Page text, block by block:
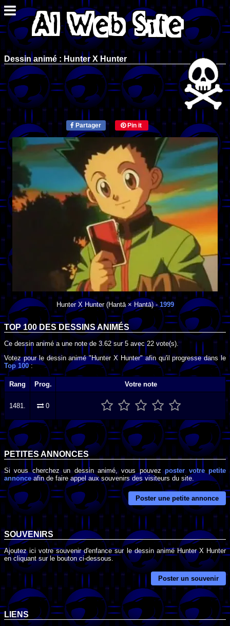
Dessin animé : Hunter X Hunter
Partager Pin it
Hunter X Hunter(Hantā × Hantā) -1999
TOP 100 DES DESSINS ANIMÉS
Ce dessin animé a une note de 3.62sur5 avec22 vote(s).
Votez pour le dessin animé "Hunter X Hunter" afin qu'il progresse dans le
Top 100:
Rang Prog. Votre note
1481. 0
PETITES ANNONCES
Si vous cherchez un dessin animé, vous pouvezposter votre petite
annonce afin de faire appel aux souvenirs des visiteurs du site.
Poster une petite annonce
SOUVENIRS
Ajoutez ici votre souvenir d'enfance sur le dessin animé Hunter X Hunter
en cliquant sur le bouton ci-dessous.
Poster un souvenir
LIENS